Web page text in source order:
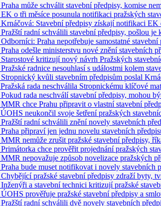
Praha může schválit stavební předpisy, komise
EK o tři měsíce posunula notifikaci pražských
Krnáčová: Stavební předpisy získají notifikaci EK
Pražští radní schválili stavební předpisy, pošlou je
Odborníci: Praha nepotřebuje samostatné stavební
Praha odešle ministerstvu nové znění stavebních
Starostové kritizují nový návrh Pražských
Pražské radnice nesouhlasí s událostmi kolem
Stropnický kvůli stavebním předpisům poslal
Pražská rada neschválila Stropnickému klíčové
Pokud rada neschválí stavební předpisy, mohou
MMR chce Prahu připravit o vlastní stavební
ÚOHS neukončil svoje šetření pražských
Pražští radní schválili znění novely stavebních
Praha připraví jen jednu novelu stavebních
MMR nemůže zrušit pražské stavební předpisy,
Primátorka chce prověřit projednání pražských
MMR nepovažuje způsob novelizace pražských
Praha bude muset notifikovat i novely stavebních
Chybějící pražské stavební předpisy zdraží byty,
Inženýři a stavební technici kritizují pražské
ÚOHS prověřuje pražské stavební předpisy a
Pražští radní schválili dvě novely stavebních